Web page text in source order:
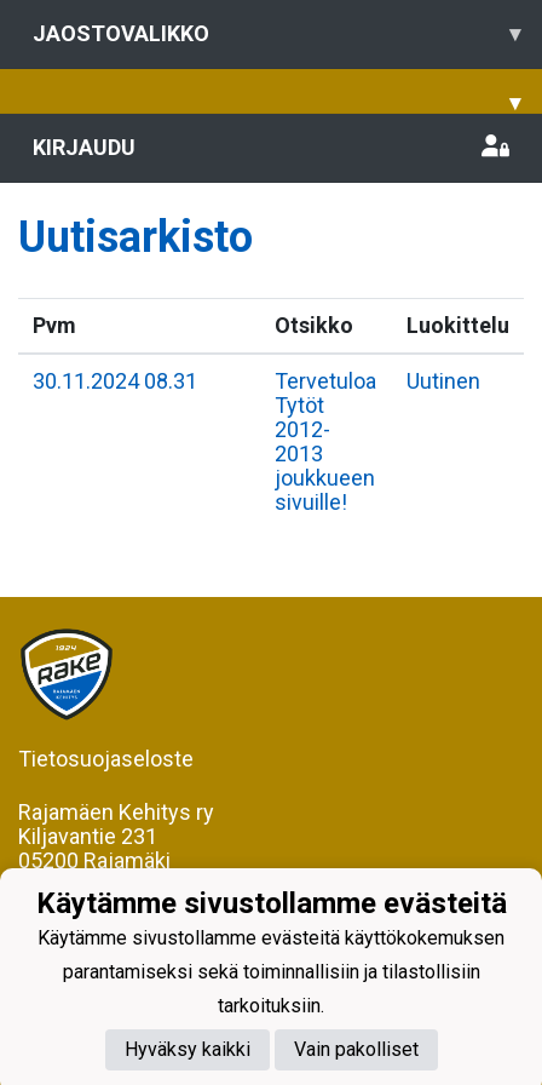
JAOSTOVALIKKO ▾
▾
KIRJAUDU
Uutisarkisto
Pvm Otsikko Luokittelu
30.11.2024 08.31
Tervetuloa
Tytöt
2012-
2013
joukkueen
sivuille!
Uutinen
Tietosuojaseloste
Rajamäen Kehitys ry
Kiljavantie 231
05200 Rajamäki
Y-tunnus 0598128-2
Powered by
Käytämme sivustollamme evästeitä
Käytämme sivustollamme evästeitä käyttökokemuksen
parantamiseksi sekä toiminnallisiin ja tilastollisiin
tarkoituksiin.
Hyväksy kaikki
Vain pakolliset